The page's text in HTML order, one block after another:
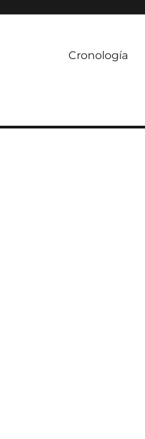
Cronología